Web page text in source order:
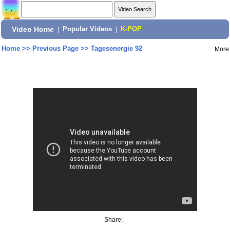
Video Home Popular Videos K-POP
Home>> Previous Page>> Tagesenergie 92 More
Share: